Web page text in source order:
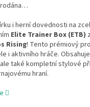
i herní dovednosti na
Elite Trainer Box (ETB)
Rising! Tento prémiový
i aktivního hráče.
také kompletní stylové
hraní.